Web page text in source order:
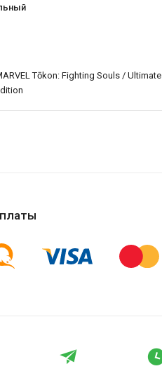
Tōkon: Fighting Souls / Ultimate